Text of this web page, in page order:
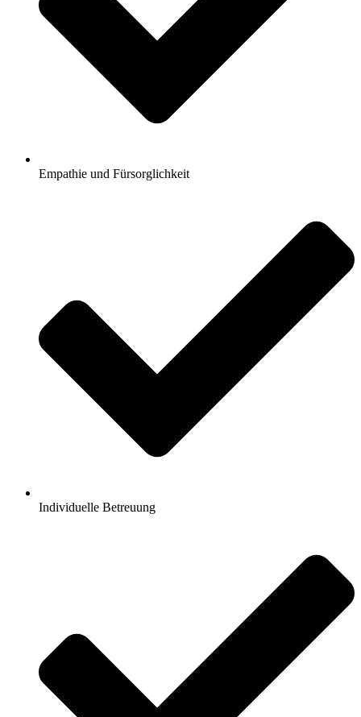
Empathie und Fürsorglichkeit
Individuelle Betreuung